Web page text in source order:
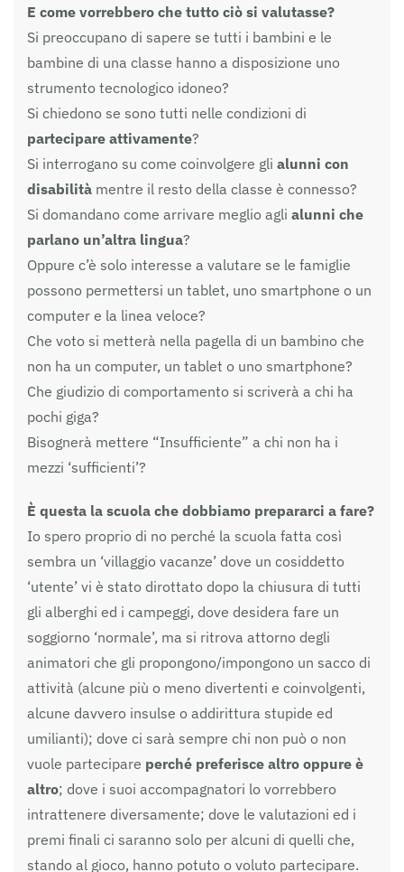
E come vorrebbero che tutto ciò si valutasse?
Si preoccupano di sapere se tutti i bambini e le
bambine di una classe hanno a disposizione uno
strumento tecnologico idoneo?
Si chiedono se sono tutti nelle condizioni di
partecipare attivamente?
Si interrogano su come coinvolgere gli alunni con
disabilità mentre il resto della classe è connesso?
Si domandano come arrivare meglio agli alunni che
parlano un’altra lingua?
Oppure c’è solo interesse a valutare se le famiglie
possono permettersi un tablet, uno smartphone o un
computer e la linea veloce?
Che voto si metterà nella pagella di un bambino che
non ha un computer, un tablet o uno smartphone?
Che giudizio di comportamento si scriverà a chi ha
pochi giga?
Bisognerà mettere “Insufficiente” a chi non ha i
mezzi ‘sufficienti’?
È questa la scuola che dobbiamo prepararci a fare?
Io spero proprio di no perché la scuola fatta così
sembra un ‘villaggio vacanze’ dove un cosiddetto
‘utente’ vi è stato dirottato dopo la chiusura di tutti
gli alberghi ed i campeggi, dove desidera fare un
soggiorno ‘normale’, ma si ritrova attorno degli
animatori che gli propongono/impongono un sacco di
attività (alcune più o meno divertenti e coinvolgenti,
alcune davvero insulse o addirittura stupide ed
umilianti); dove ci sarà sempre chi non può o non
vuole partecipare perché preferisce altro oppure è
altro; dove i suoi accompagnatori lo vorrebbero
intrattenere diversamente; dove le valutazioni ed i
premi finali ci saranno solo per alcuni di quelli che,
stando al gioco, hanno potuto o voluto partecipare.